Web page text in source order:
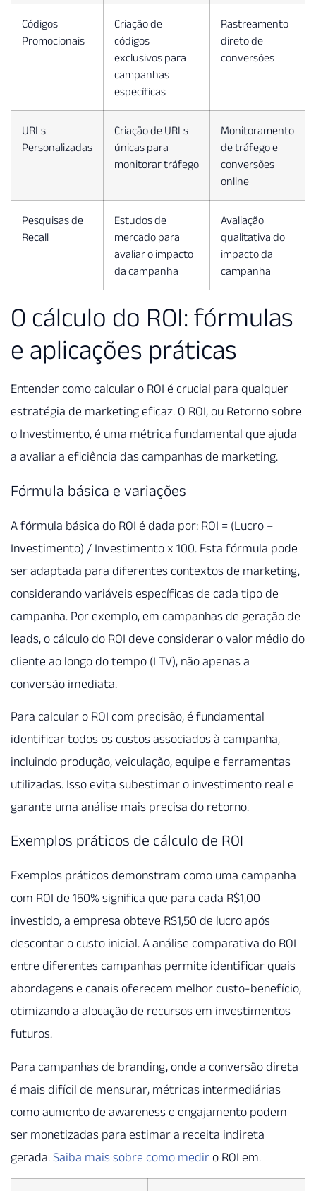
Códigos
Promocionais
Criação de
códigos
exclusivos para
campanhas
específicas
Rastreamento
direto de
conversões
URLs
Personalizadas
Criação de URLs
únicas para
monitorar tráfego
Monitoramento
de tráfego e
conversões
online
Pesquisas de
Recall
Estudos de
mercado para
avaliar o impacto
da campanha
Avaliação
qualitativa do
impacto da
campanha
O cálculo do ROI: fórmulas
e aplicações práticas
Entender como calcular o ROI é crucial para qualquer
estratégia de marketing eficaz. O ROI, ou Retorno sobre
o Investimento, é uma métrica fundamental que ajuda
a avaliar a eficiência das campanhas de marketing.
Fórmula básica e variações
A fórmula básica do ROI é dada por: ROI = (Lucro –
Investimento) / Investimento x 100. Esta fórmula pode
ser adaptada para diferentes contextos de marketing,
considerando variáveis específicas de cada tipo de
campanha. Por exemplo, em campanhas de geração de
leads, o cálculo do ROI deve considerar o valor médio do
cliente ao longo do tempo (LTV), não apenas a
conversão imediata.
Para calcular o ROI com precisão, é fundamental
identificar todos os custos associados à campanha,
incluindo produção, veiculação, equipe e ferramentas
utilizadas. Isso evita subestimar o investimento real e
garante uma análise mais precisa do retorno.
Exemplos práticos de cálculo de ROI
Exemplos práticos demonstram como uma campanha
com ROI de 150% significa que para cada R$1,00
investido, a empresa obteve R$1,50 de lucro após
descontar o custo inicial. A análise comparativa do ROI
entre diferentes campanhas permite identificar quais
abordagens e canais oferecem melhor custo-benefício,
otimizando a alocação de recursos em investimentos
futuros.
Para campanhas de branding, onde a conversão direta
é mais difícil de mensurar, métricas intermediárias
como aumento de awareness e engajamento podem
ser monetizadas para estimar a receita indireta
gerada. Saiba mais sobre como medir o ROI em.